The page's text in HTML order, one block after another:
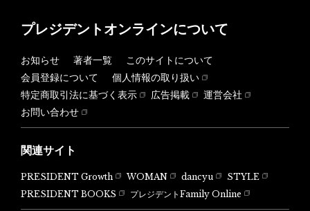
プレジデントオンラインについて
お知らせ 著者一覧
このサイトについて
会員登録について
個人情報の取り扱い
特定商取引法に基づく表示
広告掲載
運営会社
お問い合わせ
関連サイト
PRESIDENT Growth WOMAN dancyu
STYLE
PRESIDENT BOOKS
プレジデントFamily Online